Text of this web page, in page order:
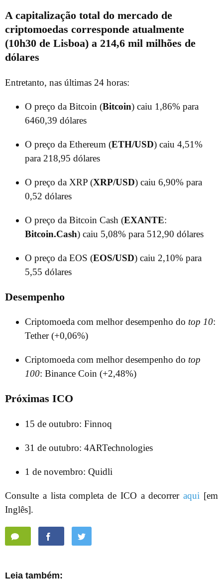
A capitalização total do mercado de
criptomoedas corresponde atualmente
(10h30 de Lisboa) a 214,6 mil milhões de
dólares
Entretanto, nas últimas 24 horas:
O preço da Bitcoin (Bitcoin) caiu 1,86% para
6460,39 dólares
O preço da Ethereum (ETH/USD) caiu 4,51%
para 218,95 dólares
O preço da XRP (XRP/USD) caiu 6,90% para
0,52 dólares
O preço da Bitcoin Cash (EXANTE:
Bitcoin.Cash) caiu 5,08% para 512,90 dólares
O preço da EOS (EOS/USD) caiu 2,10% para
5,55 dólares
Desempenho
Criptomoeda com melhor desempenho do top 10:
Tether (+0,06%)
Criptomoeda com melhor desempenho do top
100: Binance Coin (+2,48%)
Próximas ICO
15 de outubro: Finnoq
31 de outubro: 4ARTechnologies
1 de novembro: Quidli
Consulte a lista completa de ICO a decorreraqui [em
Inglês].
Leia também: